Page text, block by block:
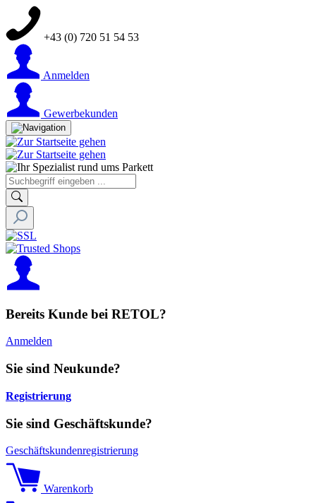
+43 (0) 720 51 54 53
Anmelden
Gewerbekunden
Bereits Kunde bei RETOL?
Anmelden
Sie sind Neukunde?
Registrierung
Sie sind Geschäftskunde?
Geschäftskundenregistrierung
Warenkorb